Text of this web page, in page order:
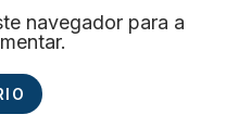
navegador para a